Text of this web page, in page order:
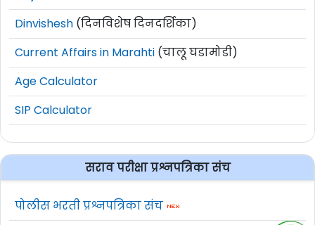
Dinvishesh (दिनविशेष दिनदर्शिका)
Current Affairs in Marahti (चालू घडामोडी)
Age Calculator
SIP Calculator
सराव परीक्षा प्रश्नपत्रिका संच
पोलीस भरती प्रश्नपत्रिका संच